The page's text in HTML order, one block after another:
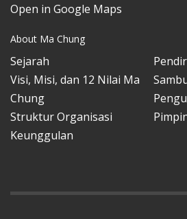
Open in Google Maps
About Ma Chung
Sejarah
Visi, Misi, dan 12 Nilai Ma
Chung
Struktur Organisasi
Keunggulan